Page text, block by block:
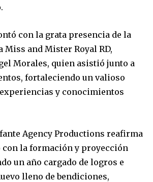
con la grata presencia de la
Miss and Mister Royal RD,
Morales, quien asistió junto a
fortaleciendo un valioso
y conocimientos
Agency Productions reafirma
la formación y proyección
un año cargado de logros e
lleno de bendiciones,